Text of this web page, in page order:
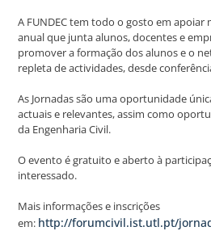
A FUNDEC tem todo o gosto em apoiar
anual que junta alunos, docentes e
promover a formação dos alunos e o
repleta de actividades, desde
As Jornadas são uma oportunidade
actuais e relevantes, assim como
da Engenharia Civil.
O evento é gratuito e aberto à
interessado.
Mais informações e inscrições
em: http://forumcivil.ist.utl.pt/